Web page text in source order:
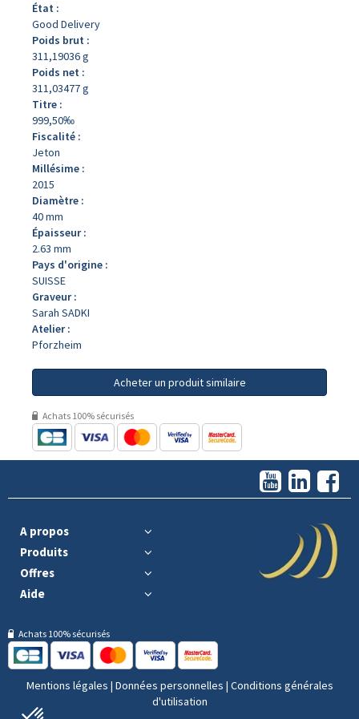
État :
Good Delivery
Poids brut :
311,19036 g
Poids net :
311,03477 g
Titre :
999,50‰
Fiscalité :
Jeton
Millésime :
2015
Diamètre :
40 mm
Épaisseur :
2.63 mm
Pays d'origine :
SUISSE
Graveur :
Sarah SADKI
Atelier :
Pforzheim
Acheter un produit similaire
Achats 100% sécurisés
A propos
Produits
Offres
Aide
Achats 100% sécurisés
Mentions légales | Données personnelles | Conditions générales
d'utilisation